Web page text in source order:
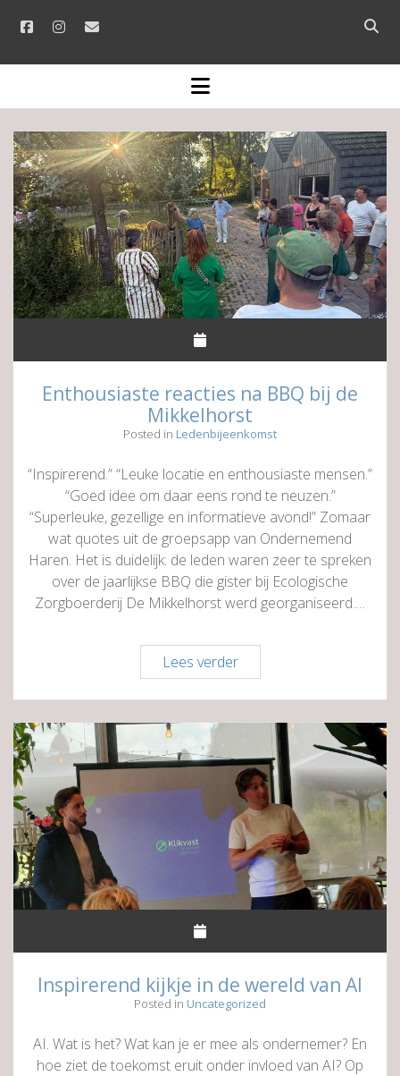
facebookinstagram
email
Open
bar
open
menu
Ondernemend
Haren
Posts
Enthousiaste reacties na BBQ bij de
Mikkelhorst
Posted in Ledenbijeenkomst
“Inspirerend.” “Leuke locatie en enthousiaste mensen.”
“Goed idee om daar eens rond te neuzen.”
“Superleuke, gezellige en informatieve avond!” Zomaar
wat quotes uit de groepsapp van Ondernemend
Haren. Het is duidelijk: de leden waren zeer te spreken
over de jaarlijkse BBQ die gister bij Ecologische
Zorgboerderij De Mikkelhorst werd georganiseerd.…
Lees verderEnthousiaste
reacties
na
BBQ
de
Mikkelhorst
Inspirerend kijkje in de wereld van AI
Posted in Uncategorized
AI. Wat is het? Wat kan je er mee als ondernemer? En
hoe ziet de toekomst eruit onder invloed van AI? Op